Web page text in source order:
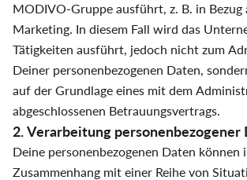
MODIVO-Gruppe ausführt, z. B. in Bezug
Marketing. In diesem Fall wird das
Tätigkeiten ausführt, jedoch nicht zum
Deiner personenbezogenen Daten,
auf der Grundlage eines mit dem
abgeschlossenen Betrauungsvertrags.
2. Verarbeitung personenbezogener
Deine personenbezogenen Daten können
Zusammenhang mit einer Reihe von